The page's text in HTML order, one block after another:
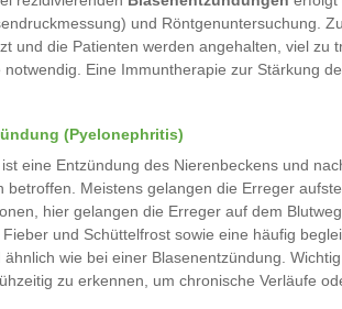
und Röntgenuntersuchung.
und die Patienten werden angehalten, viel zu
Eine Immuntherapie zur Stärkung
(Pyelonephritis)
eine Entzündung des Nierenbeckens und
betroffen. Meistens gelangen die Erreger
hier gelangen die Erreger auf dem
und Schüttelfrost sowie eine häufig
ähnlich wie bei einer Blasenentzündung.
zu erkennen, um chronische Verläufe